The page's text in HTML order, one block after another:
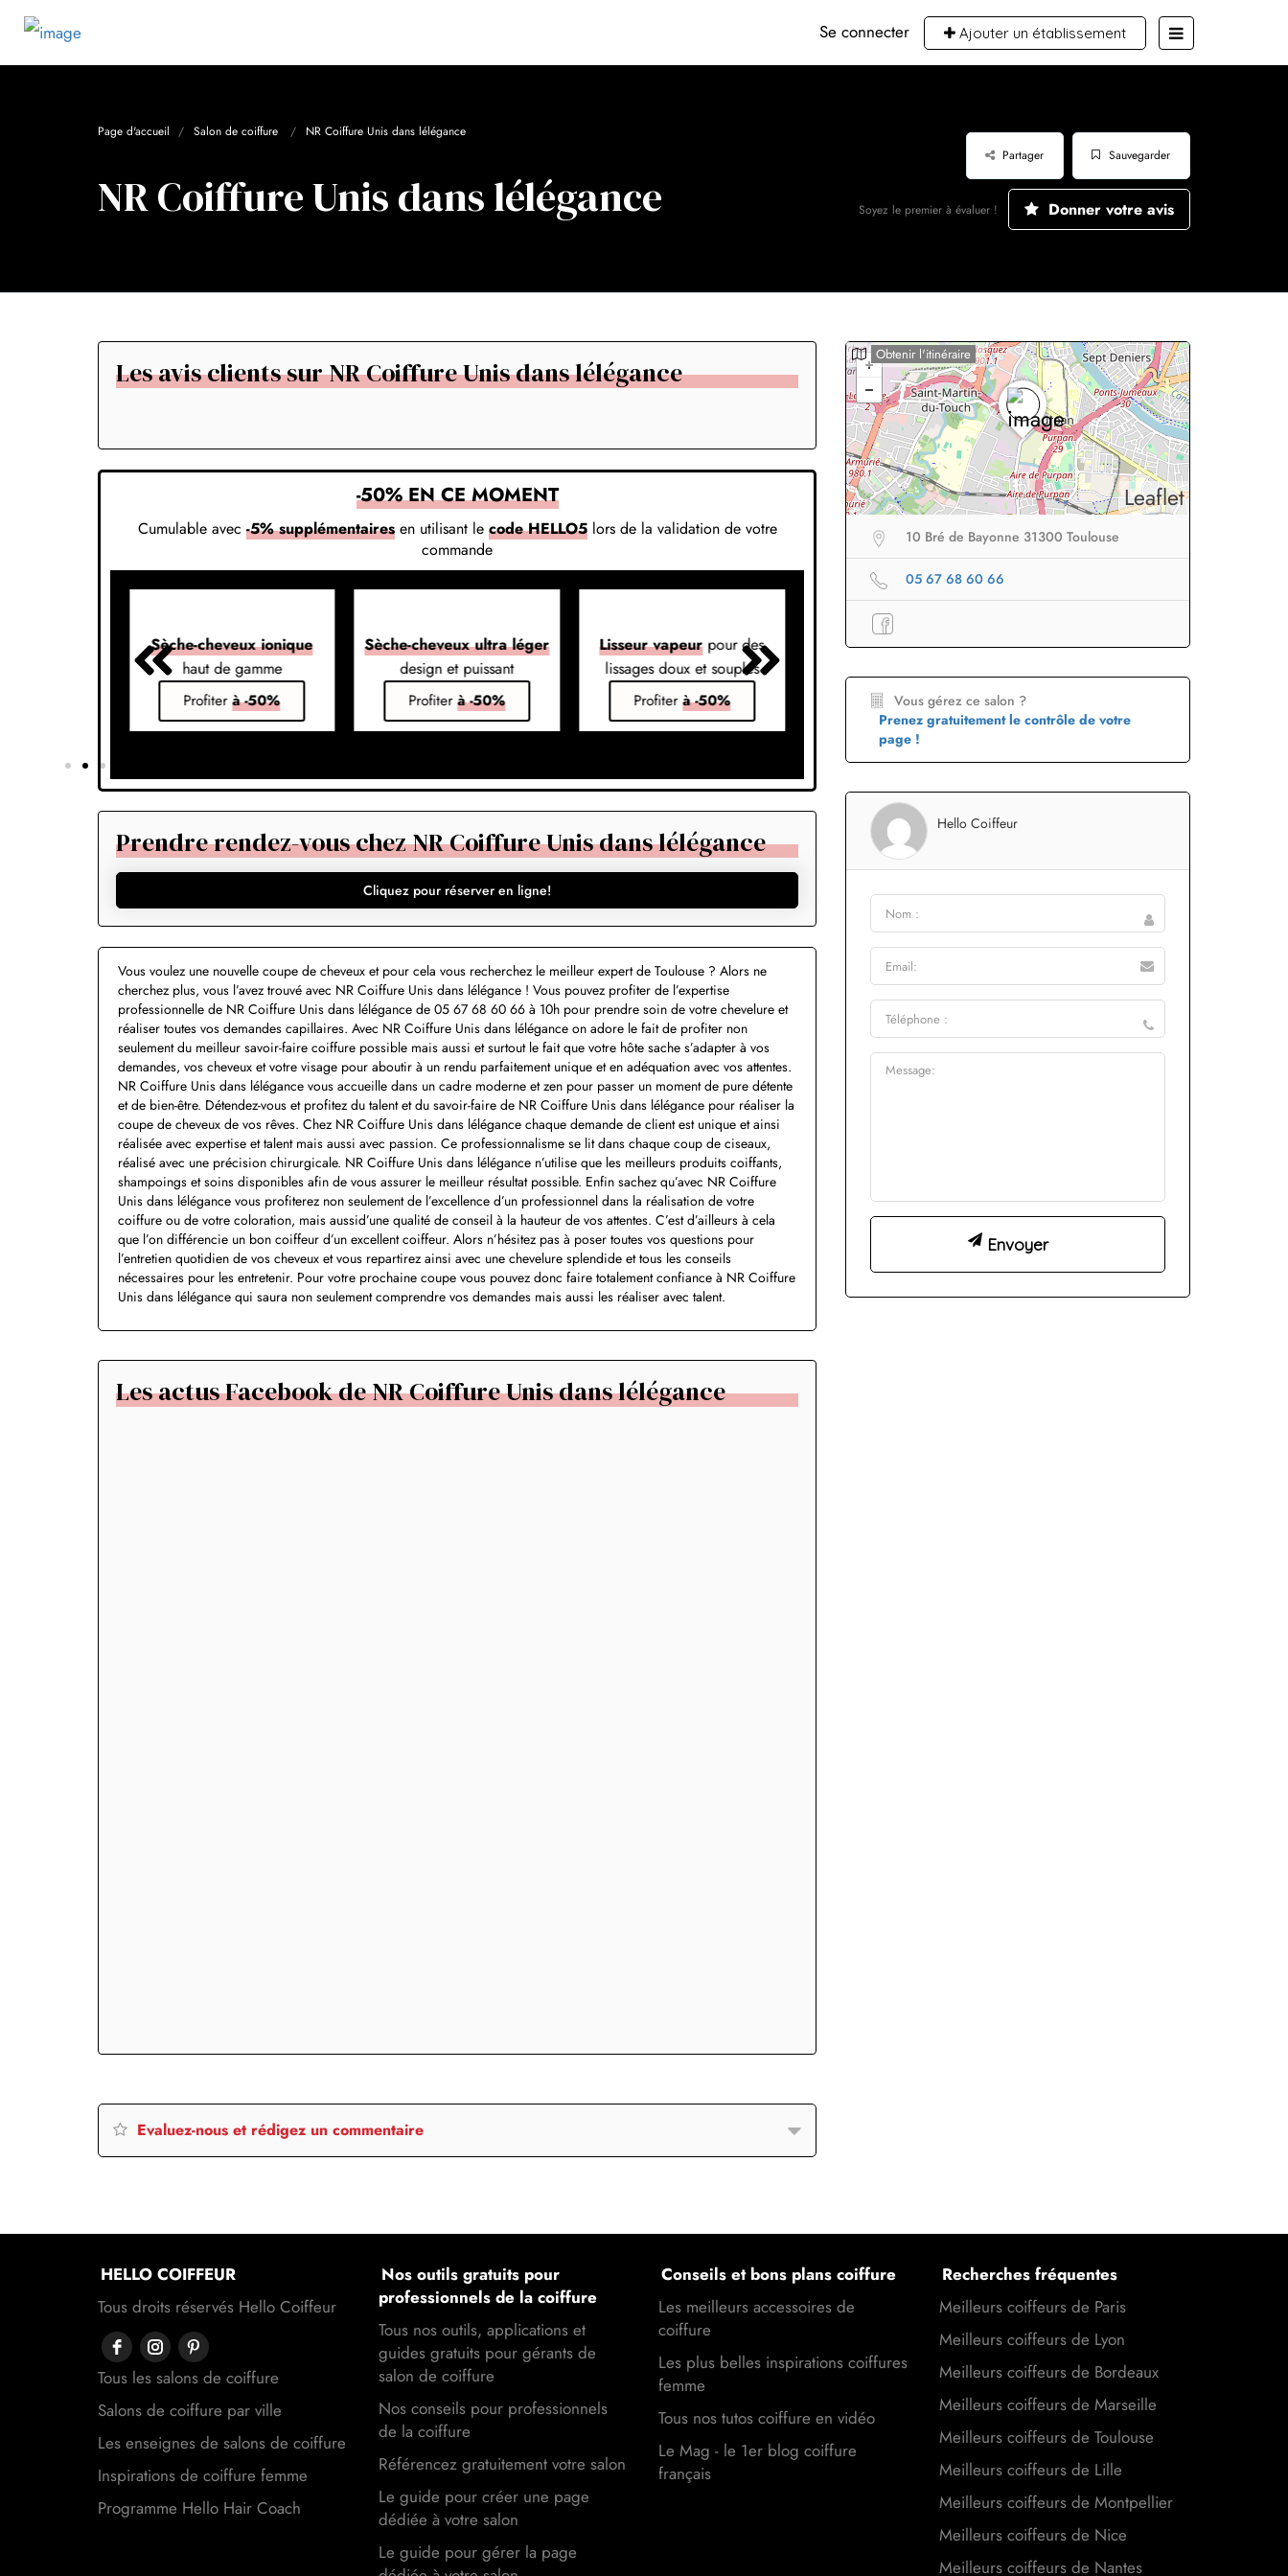
Se connecter Ajouter un établissement
Page d'accueil Salon de coiffure NR Coiffure Unis dans lélégance
NR Coiffure Unis dans lélégance
Sauvegarder
Partager
Soyez le premier à évaluer ! Donner votre avis
Les avis clients sur NR Coiffure Unis dans lélégance
-50% EN CE MOMENT
Cumulable avec -5% supplémentairesen utilisant le code HELLO5lors de la validation de votre
commande
Sèche-cheveux ionique
haut de gamme
Profiterà -50%
Sèche-cheveux ultra léger
design et puissant
Profiterà -50%
Lisseur vapeurpour des
lissages doux et souples
Profiterà -50%
Lisseur sans filfacile à
Profiterà -50%
Brosse lissantepour des
Prendre rendez-vous chez NR Coiffure Unis dans lélégance
Cliquez pour réserver en ligne!
Vous voulez une nouvelle coupe de cheveux et pour cela vous recherchez le meilleur expert de Toulouse ? Alors ne
cherchez plus, vous l’avez trouvé avec NR Coiffure Unis dans lélégance ! Vous pouvez profiter de l’expertise
professionnelle de NR Coiffure Unis dans lélégance de 05 67 68 60 66 à 10h pour prendre soin de votre chevelure et
réaliser toutes vos demandes capillaires. Avec NR Coiffure Unis dans lélégance on adore le fait de profiter non
seulement du meilleur savoir-faire coiffure possible mais aussi et surtout le fait que votre hôte sache s’adapter à vos
demandes, vos cheveux et votre visage pour aboutir à un rendu parfaitement unique et en adéquation avec vos attentes.
NR Coiffure Unis dans lélégance vous accueille dans un cadre moderne et zen pour passer un moment de pure détente
et de bien-être. Détendez-vous et profitez du talent et du savoir-faire de NR Coiffure Unis dans lélégance pour réaliser la
coupe de cheveux de vos rêves. Chez NR Coiffure Unis dans lélégance chaque demande de client est unique et ainsi
réalisée avec expertise et talent mais aussi avec passion. Ce professionnalisme se lit dans chaque coup de ciseaux,
réalisé avec une précision chirurgicale. NR Coiffure Unis dans lélégance n’utilise que les meilleurs produits coiffants,
shampoings et soins disponibles afin de vous assurer le meilleur résultat possible. Enfin sachez qu’avec NR Coiffure
Unis dans lélégance vous profiterez non seulement de l’excellence d’un professionnel dans la réalisation de votre
coiffure ou de votre coloration, mais aussid’une qualité de conseil à la hauteur de vos attentes. C’est d’ailleurs à cela
que l’on différencie un bon coiffeur d’un excellent coiffeur. Alors n’hésitez pas à poser toutes vos questions pour
l’entretien quotidien de vos cheveux et vous repartirez ainsi avec une chevelure splendide et tous les conseils
nécessaires pour les entretenir. Pour votre prochaine coupe vous pouvez donc faire totalement confiance à NR Coiffure
Unis dans lélégance qui saura non seulement comprendre vos demandes mais aussi les réaliser avec talent.
Les actus Facebook de NR Coiffure Unis dans lélégance
Evaluez-nous et rédigez un commentaire
Leaflet
Obtenir l'itinéraire
10 Bré de Bayonne 31300 Toulouse
05 67 68 60 66
Vous gérez ce salon ?
Prenez gratuitement le contrôle de votre
page !
Hello Coiffeur
HELLO COIFFEUR
Tous droits réservés Hello Coiffeur
Tous les salons de coiffure
Salons de coiffure par ville
Les enseignes de salons de coiffure
Inspirations de coiffure femme
Programme Hello Hair Coach
Nos outils gratuits pour
professionnels de la coiffure
Tous nos outils, applications et
guides gratuits pour gérants de
salon de coiffure
Nos conseils pour professionnels
de la coiffure
Référencez gratuitement votre salon
Le guide pour créer une page
dédiée à votre salon
Le guide pour gérer la page
Conseils et bons plans coiffure
Les meilleurs accessoires de
coiffure
Les plus belles inspirations coiffures
femme
Tous nos tutos coiffure en vidéo
Le Mag - le 1er blog coiffure
français
Recherches fréquentes
Meilleurs coiffeurs de Paris
Meilleurs coiffeurs de Lyon
Meilleurs coiffeurs de Bordeaux
Meilleurs coiffeurs de Marseille
Meilleurs coiffeurs de Toulouse
Meilleurs coiffeurs de Lille
Meilleurs coiffeurs de Montpellier
Meilleurs coiffeurs de Nice
Meilleurs coiffeurs de Nantes